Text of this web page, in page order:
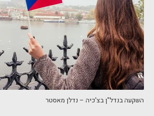
השקעה בנדל"ן בצ'כיה – נדלן מאסטר